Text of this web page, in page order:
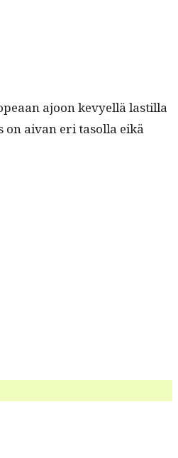
ajoon kevyel­lä lastil­la
aivan eri tasol­la eikä